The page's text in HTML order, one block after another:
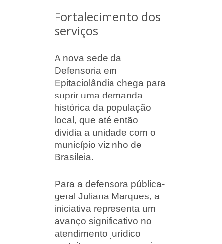
Fortalecimento dos
serviços
A nova sede da
Defensoria em
Epitaciolândia chega para
suprir uma demanda
histórica da população
local, que até então
dividia a unidade com o
município vizinho de
Brasileia.
Para a defensora pública-
geral Juliana Marques, a
iniciativa representa um
avanço significativo no
atendimento jurídico